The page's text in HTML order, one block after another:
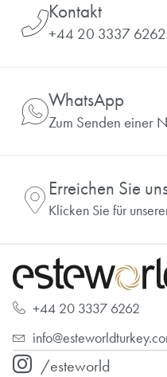
Kontakt
+44 20 3337 6262
WhatsApp
Zum Senden einer
Erreichen Sie
Klicken Sie für
+44 20 3337 6262
/esteworld